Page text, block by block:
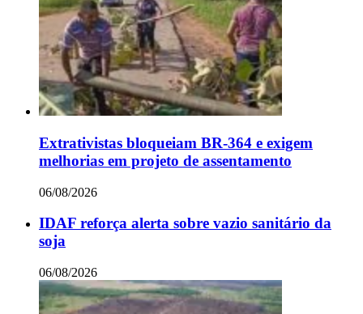
Extrativistas bloqueiam BR-364 e exigem
melhorias em projeto de assentamento
06/08/2026
IDAF reforça alerta sobre vazio sanitário da
soja
06/08/2026